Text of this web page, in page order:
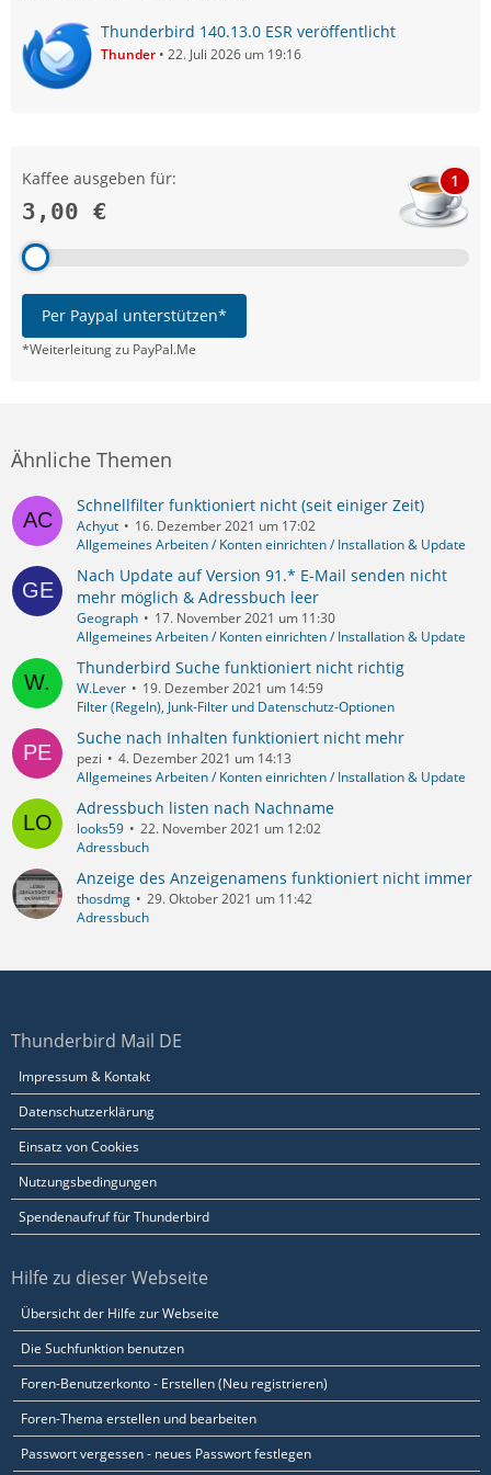
Thunderbird 140.13.0 ESR veröffentlicht
Thunder 22. Juli 2026 um 19:16
Kaffee ausgeben für:
3,00 €
1
Per Paypal unterstützen*
*Weiterleitung zu PayPal.Me
Ähnliche Themen
Schnellfilter funktioniert nicht (seit einiger Zeit)
Achyut
16. Dezember 2021 um 17:02
Allgemeines Arbeiten / Konten einrichten / Installation & Update
Nach Update auf Version 91.* E-Mail senden nicht
mehr möglich & Adressbuch leer
Geograph
17. November 2021 um 11:30
Allgemeines Arbeiten / Konten einrichten / Installation & Update
Thunderbird Suche funktioniert nicht richtig
W.Lever
19. Dezember 2021 um 14:59
Filter (Regeln), Junk-Filter und Datenschutz-Optionen
Suche nach Inhalten funktioniert nicht mehr
pezi
4. Dezember 2021 um 14:13
Allgemeines Arbeiten / Konten einrichten / Installation & Update
Adressbuch listen nach Nachname
looks59
22. November 2021 um 12:02
Adressbuch
Anzeige des Anzeigenamens funktioniert nicht immer
thosdmg
29. Oktober 2021 um 11:42
Adressbuch
Thunderbird Mail DE
Impressum & Kontakt
Datenschutzerklärung
Einsatz von Cookies
Nutzungsbedingungen
Spendenaufruf für Thunderbird
Hilfe zu dieser Webseite
Übersicht der Hilfe zur Webseite
Die Suchfunktion benutzen
Foren-Benutzerkonto - Erstellen (Neu registrieren)
Foren-Thema erstellen und bearbeiten
Passwort vergessen - neues Passwort festlegen